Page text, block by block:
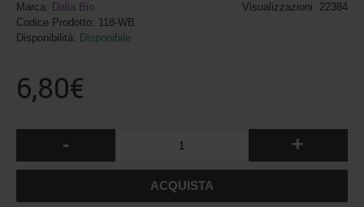
Visualizzazioni: 22384
Marca: Dalia Bio
Codice Prodotto: 118-WB
Disponibilità: Disponibile
6,80€
- +
ACQUISTA